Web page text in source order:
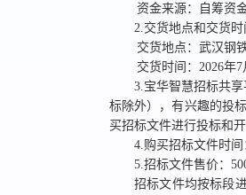
资金来源：
自筹资
2.交货地点和交货时
交货地点： 武汉钢
交货时间： 2026年
3.宝华智慧招标共享
标除外），有兴趣的投标
买招标文件进行投标和开
4.购买招标文件时间
5.招标文件售价：
招标文件均按标段